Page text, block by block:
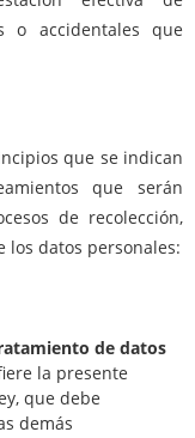
o accidentales que
que se indican
que serán
de recolección,
los datos personales:
de datos
la presente
que debe
demás